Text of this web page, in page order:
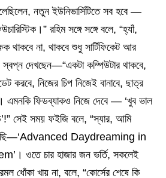
নতুন ইউনিভার্সিটিতে সব হবে —
রহিম সঙ্গে সঙ্গে বলে, “হ্যাঁ,
থাকবে না, থাকবে শুধু সার্টিফিকেট আর
দেখছেন—“একটা কম্পিউটার থাকবে,
করবে, নিজের চিপ নিজেই বানাবে, ছাত্র
এমনকি ফিডব্যাকও নিজে দেবে — ‘খুব ভাল
সেই সময় ফইজি বলে, “স্যার, আমি
Daydreaming in
ওতে চার হাজার জন ভর্তি, সকলেই
ধোঁকা খায় না, বলে, “কোর্সের শেষে কি